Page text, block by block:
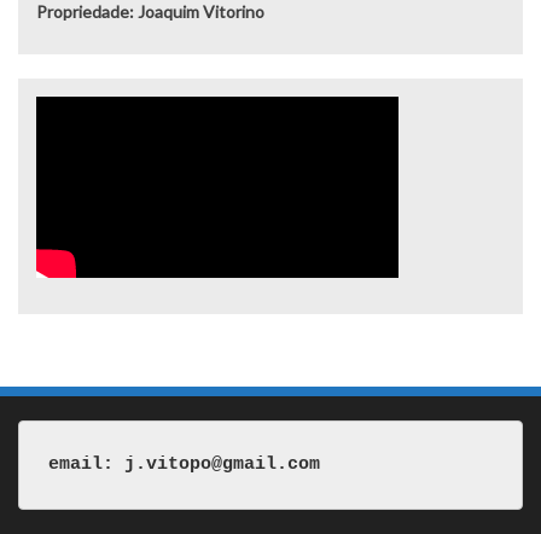
Propriedade: Joaquim Vitorino
email: j.vitopo@gmail.com